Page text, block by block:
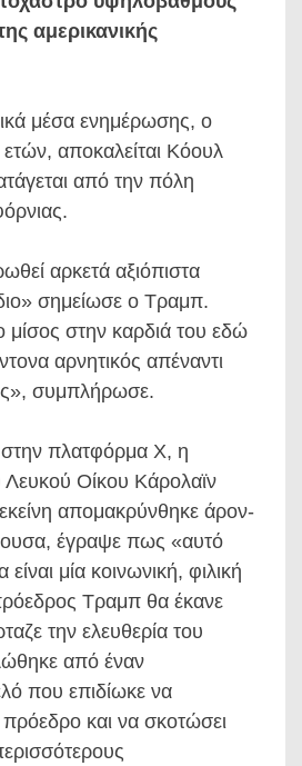
αμερικανικής
μέσα ενημέρωσης, ο
αποκαλείται Κόουλ
από την πόλη
αρκετά αξιόπιστα
σημείωσε ο Τραμπ.
μίσος στην καρδιά του εδώ
αρνητικός απέναντι
συμπλήρωσε.
πλατφόρμα X, η
Οίκου Κάρολαϊν
απομακρύνθηκε άρον-
έγραψε πως «αυτό
μία κοινωνική, φιλική
Τραμπ θα έκανε
την ελευθερία του
από έναν
που επιδίωκε να
και να σκοτώσει